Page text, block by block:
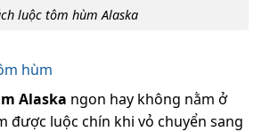
luộc tôm hùm Alaska
hùm
Alaska ngon hay không nằm ở
được luộc chín khi vỏ chuyển sang